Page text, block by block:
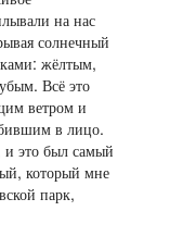
на нас
солнечный
жёлтым,
Всё это
ветром и
в лицо.
и это был самый
который мне
парк,